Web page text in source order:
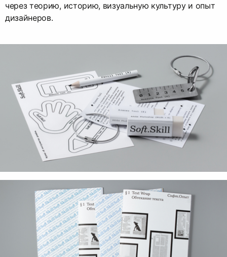
через теорию, историю, визуальную культуру и опыт
дизайнеров.